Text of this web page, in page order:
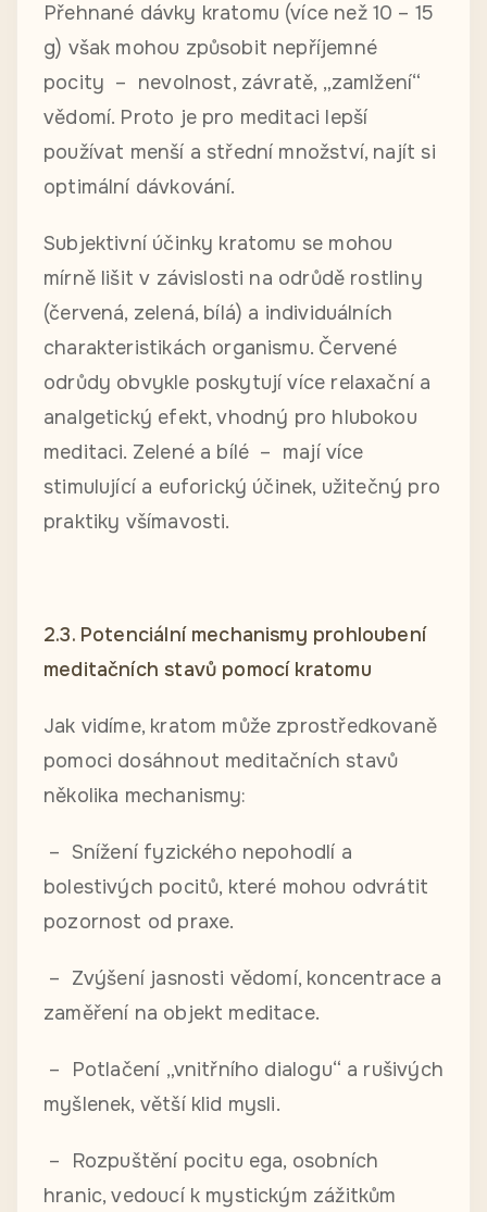
Přehnané dávky kratomu (více než 10 – 15
g) však mohou způsobit nepříjemné
pocity – nevolnost, závratě, „zamlžení“
vědomí. Proto je pro meditaci lepší
používat menší a střední množství, najít si
optimální dávkování.
Subjektivní účinky kratomu se mohou
mírně lišit v závislosti na odrůdě rostliny
(červená, zelená, bílá) a individuálních
charakteristikách organismu. Červené
odrůdy obvykle poskytují více relaxační a
analgetický efekt, vhodný pro hlubokou
meditaci. Zelené a bílé – mají více
stimulující a euforický účinek, užitečný pro
praktiky všímavosti.
2.3. Potenciální mechanismy prohloubení
meditačních stavů pomocí kratomu
Jak vidíme, kratom může zprostředkovaně
pomoci dosáhnout meditačních stavů
několika mechanismy:
– Snížení fyzického nepohodlí a
bolestivých pocitů, které mohou odvrátit
pozornost od praxe.
– Zvýšení jasnosti vědomí, koncentrace a
zaměření na objekt meditace.
– Potlačení „vnitřního dialogu“ a rušivých
myšlenek, větší klid mysli.
– Rozpuštění pocitu ega, osobních
hranic, vedoucí k mystickým zážitkům